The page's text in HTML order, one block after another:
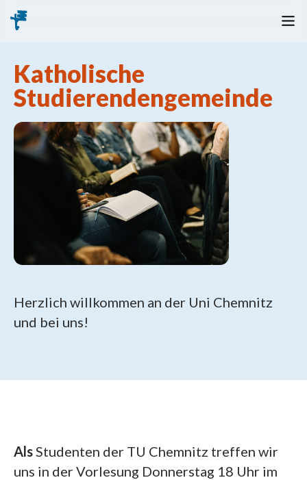
Katholische
Studierendengemeinde
Herzlich willkommen an der Uni Chemnitz
und bei uns!
AlsStudenten der TU Chemnitz treffen wir
uns in der Vorlesung Donnerstag 18 Uhr im